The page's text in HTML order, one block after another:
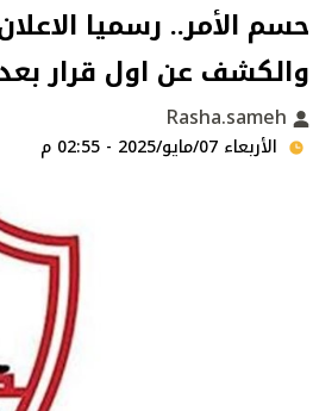
حسم الأمر.. رسميا
والكشف عن اول قرار
الأربعاء 07/مايو/2025 - 02:55 م